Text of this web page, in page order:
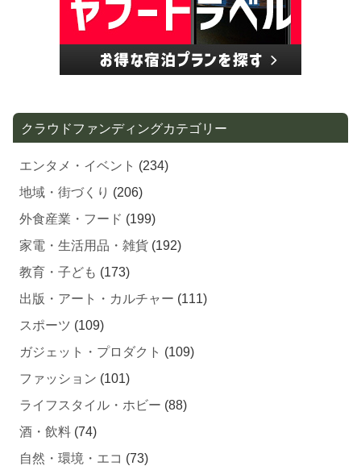
クラウドファンディングカテゴリー
エンタメ・イベント (234)
地域・街づくり (206)
外食産業・フード (199)
家電・生活用品・雑貨 (192)
教育・子ども (173)
出版・アート・カルチャー (111)
スポーツ (109)
ガジェット・プロダクト (109)
ファッション (101)
ライフスタイル・ホビー (88)
酒・飲料 (74)
自然・環境・エコ (73)